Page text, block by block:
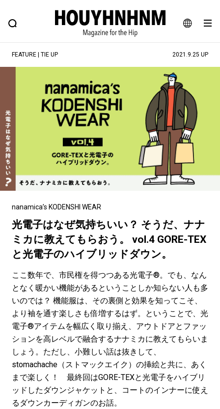
JA
EN
FEATURE BLOG SNAP
ヒップなファッション、カルチャー、ライフスタイルWEBマガジン
#注目のタグ
#SHOPPING ADDICT #憧れの逸品
#ESSENTIAL DESIGNS #古着サミット
#NEW VINTAGE #マイナーグッド図鑑
#路地裏てぃーん。 #MONTHLY JOURNAL
#フイナムのYouTube
#ととけん #FASHION
#LIFESTYLE #SNEAKER #OUTDOOR
#SPORTS #HANDSOME HANDBOOK
FEATURE | TIE UP 2021.9.25 UP
nanamica’s KODENSHI WEAR
光電子はなぜ気持ちいい？ そうだ、ナナ
ミカに教えてもらおう。 vol.4 GORE-TEX
と光電子のハイブリッドダウン。
ここ数年で、市民権を得つつある光電子®。でも、なん
となく暖かい機能があるということしか知らない人も多
いのでは？ 機能服は、その裏側と効果を知ってこそ、
より袖を通す楽しさも倍増するはず。ということで、光
電子®アイテムを幅広く取り揃え、アウトドアとファッ
ションを高レベルで融合するナナミカに教えてもらいま
しょう。ただし、小難しい話は抜きして、
stomachache（ストマックエイク）の挿絵と共に、あく
まで楽しく！ 最終回はGORE-TEXと光電子をハイブリ
ッドしたダウンジャケットと、コートのインナーに使え
るダウンカーディガンのお話。